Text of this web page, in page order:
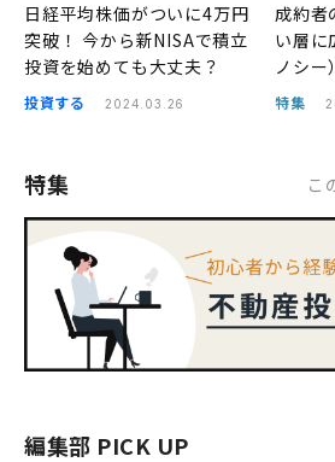
日経平均株価がついに4万円
突破！ 今から新NISAで積立
投資を始めても大丈夫？
投資する 2024.03.26
成約者
い層に
ノシー
レポー
特集
特集 こ
編集部 PICK UP